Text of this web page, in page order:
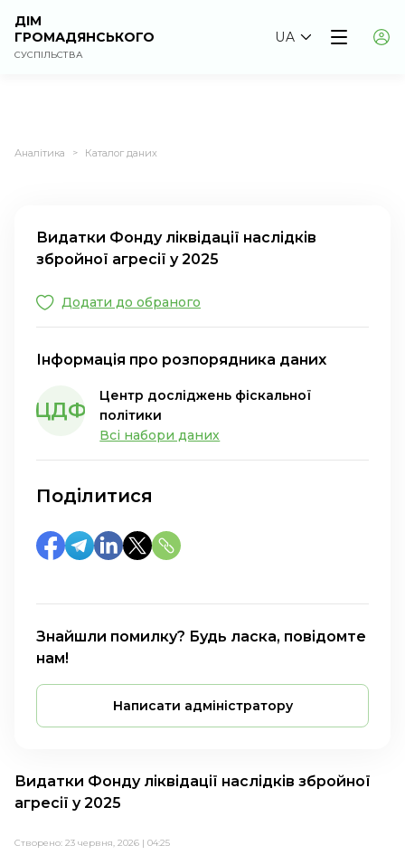
ДІМ
ГРОМАДЯНСЬКОГО
СУСПІЛЬСТВА
UA
Аналітика > Каталог даних
Видатки Фонду ліквідації наслідків збройної
агресії у 2025
Створено: 23 червня, 2026 | 04:25
Видатки Фонду ліквідації наслідків
збройної агресії у 2025
Додати до обраного
Інформація про розпорядника даних
ЦДФ
Центр досліджень фіскальної
політики
Всі набори даних
Поділитися
Знайшли помилку? Будь ласка, повідомте
нам!
Написати адміністратору